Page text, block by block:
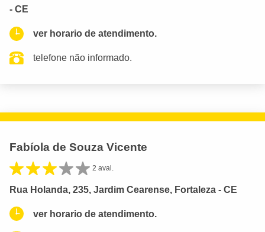
- CE
ver horario de atendimento.
telefone não informado.
Fabíola de Souza Vicente
2 aval.
Rua Holanda, 235, Jardim Cearense, Fortaleza - CE
ver horario de atendimento.